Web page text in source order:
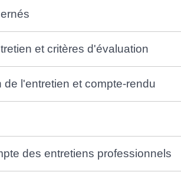
et critères d'évaluation
de l'entretien et compte-rendu
des entretiens professionnels